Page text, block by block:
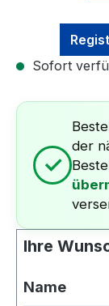
Sofort
✓
der
Ihre
Name